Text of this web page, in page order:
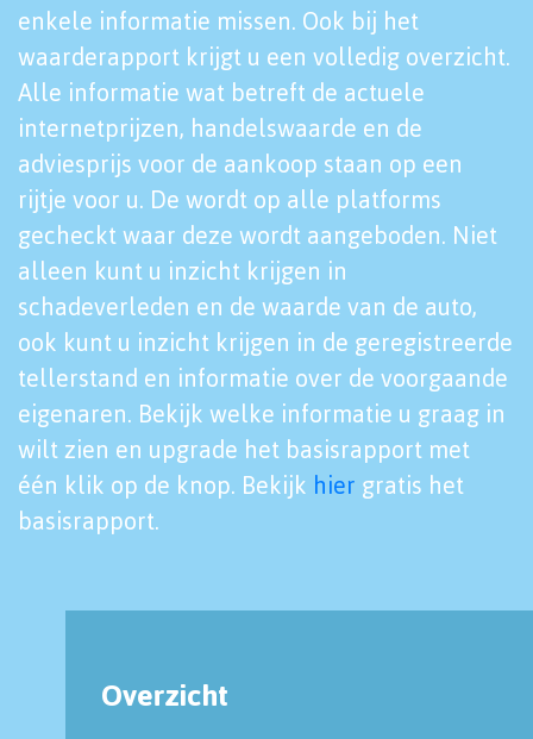
enkele informatie missen. Ook bij het
waarderapport krijgt u een volledig overzicht.
Alle informatie wat betreft de actuele
internetprijzen, handelswaarde en de
adviesprijs voor de aankoop staan op een
rijtje voor u. De wordt op alle platforms
gecheckt waar deze wordt aangeboden. Niet
alleen kunt u inzicht krijgen in
schadeverleden en de waarde van de auto,
ook kunt u inzicht krijgen in de geregistreerde
tellerstand en informatie over de voorgaande
eigenaren. Bekijk welke informatie u graag in
wilt zien en upgrade het basisrapport met
één klik op de knop. Bekijk hier gratis het
basisrapport.
Overzicht